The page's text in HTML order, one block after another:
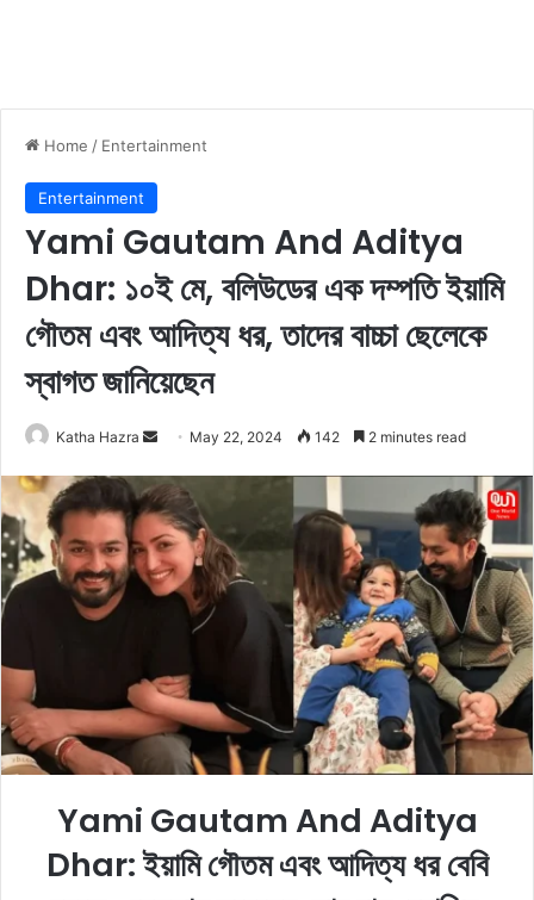
Home / Entertainment
Entertainment
Yami Gautam And Aditya
Dhar: ১০ই মে, বলিউডের এক দম্পতি ইয়ামি
গৌতম এবং আদিত্য ধর, তাদের বাচ্চা ছেলেকে
স্বাগত জানিয়েছেন
Katha Hazra
n
d
a
n
i
May 22, 2024 142 2 minutes read
Yami Gautam And Aditya
Dhar: ইয়ামি গৌতম এবং আদিত্য ধর বেবি